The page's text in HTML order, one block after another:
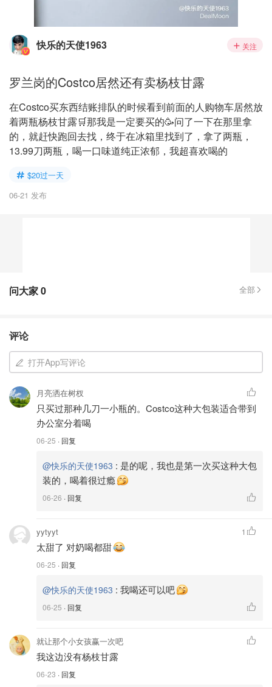
快乐的天使1963 关注
罗兰岗的Costco居然还有卖杨枝甘露
在Costco买东西结账排队的时候看到前面的人购物车居然放
着两瓶杨枝甘露🛒那我是一定要买的🥳问了一下在那里拿
的，就赶快跑回去找，终于在冰箱里找到了，拿了两瓶，
13.99刀两瓶，喝一口味道纯正浓郁，我超喜欢喝的
$20过一天
06-21 发布
问大家0 全部
评论
打开App写评论
月亮洒在树杈
只买过那种几刀一小瓶的。Costco这种大包装适合带到
办公室分着喝
06-25 · 回复
@快乐的天使1963 : 是的呢，我也是第一次买这种大包
装的，喝着很过瘾
06-26 · 回复
yytyyt
太甜了 对奶喝都甜
06-25 · 回复
1
@快乐的天使1963 : 我喝还可以吧
06-25 · 回复
就让那个小女孩赢一次吧
我这边没有杨枝甘露
06-23 · 回复